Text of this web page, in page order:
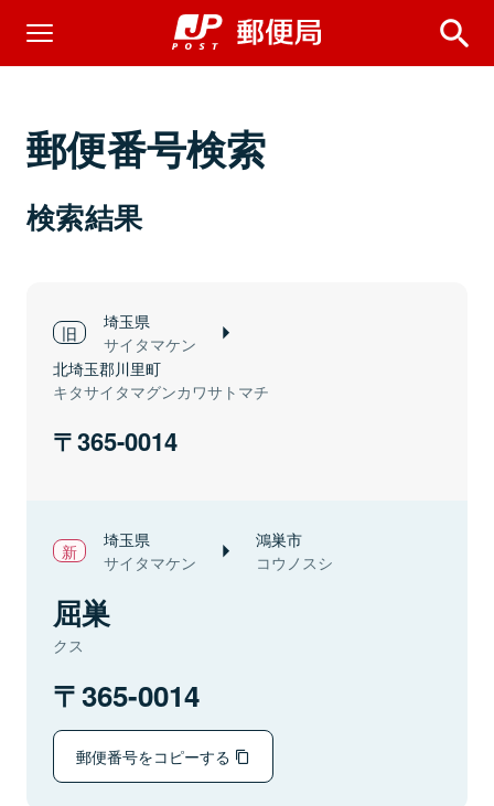
郵便番号検索
検索結果
埼玉県
サイタマケン
北埼玉郡川里町
キタサイタマグンカワサトマチ
365-0014
埼玉県
サイタマケン
鴻巣市
コウノスシ
屈巣
クス
365-0014
郵便番号をコピーする